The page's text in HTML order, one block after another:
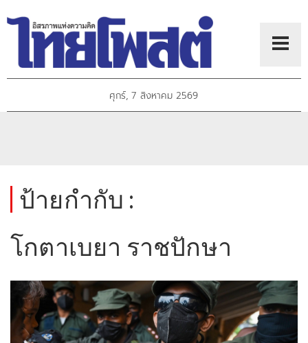
ศุกร์, 7 สิงหาคม 2569
ป้ายกำกับ :
โกตาเบยา ราชปักษา